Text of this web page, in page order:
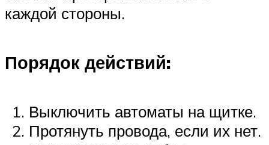
каждой стороны.
Порядок действий:
Выключить автоматы на щитке.
Протянуть провода, если их нет.